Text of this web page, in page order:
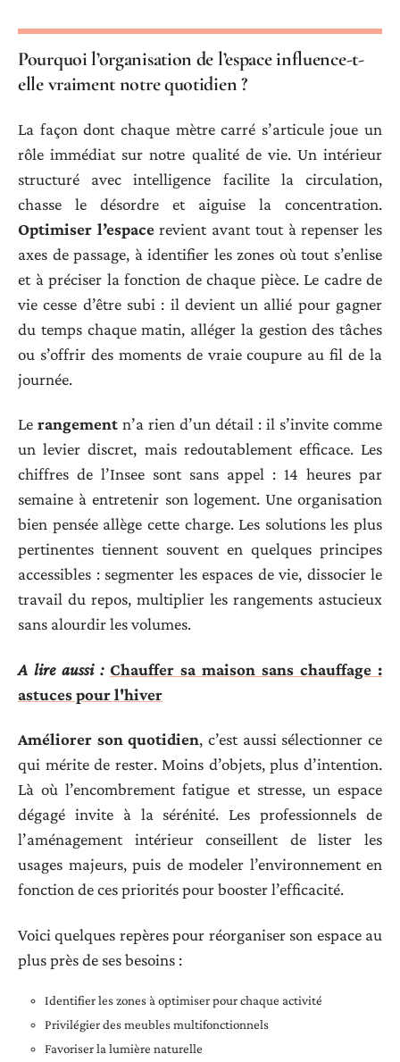
Pourquoi l’organisation de l’espace influence-t-
elle vraiment notre quotidien ?
La façon dont chaque mètre carré s’articule joue un
rôle immédiat sur notre qualité de vie. Un intérieur
structuré avec intelligence facilite la circulation,
chasse le désordre et aiguise la concentration.
Optimiser l’espacerevient avant tout à repenser les
axes de passage, à identifier les zones où tout s’enlise
et à préciser la fonction de chaque pièce. Le cadre de
vie cesse d’être subi : il devient un allié pour gagner
du temps chaque matin, alléger la gestion des tâches
ou s’offrir des moments de vraie coupure au fil de la
journée.
Le rangement n’a rien d’un détail : il s’invite comme
un levier discret, mais redoutablement efficace. Les
chiffres de l’Insee sont sans appel : 14 heures par
semaine à entretenir son logement. Une organisation
bien pensée allège cette charge. Les solutions les plus
pertinentes tiennent souvent en quelques principes
accessibles : segmenter les espaces de vie, dissocier le
travail du repos, multiplier les rangements astucieux
sans alourdir les volumes.
A lire aussi : Chauffer sa maison sans chauffage :
astuces pour l'hiver
Améliorer son quotidien, c’est aussi sélectionner ce
qui mérite de rester. Moins d’objets, plus d’intention.
Là où l’encombrement fatigue et stresse, un espace
dégagé invite à la sérénité. Les professionnels de
l’aménagement intérieur conseillent de lister les
usages majeurs, puis de modeler l’environnement en
fonction de ces priorités pour booster l’efficacité.
Voici quelques repères pour réorganiser son espace au
plus près de ses besoins :
Identifier les zones à optimiser pour chaque activité
Privilégier des meubles multifonctionnels
Favoriser la lumière naturelle